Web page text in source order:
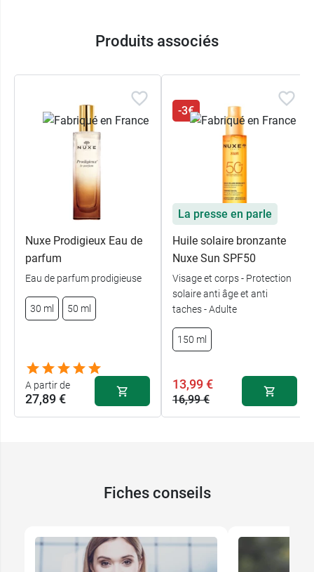
Produits associés
Nuxe Prodigieux Eau de
parfum
Eau de parfum prodigieuse
30 ml 50 ml
A partir de
27,89 €
-3€
La presse en parle
Huile solaire bronzante
Nuxe Sun SPF50
Visage et corps - Protection
solaire anti âge et anti
taches - Adulte
150 ml
13,99 €
16,99 €
Fiches conseils